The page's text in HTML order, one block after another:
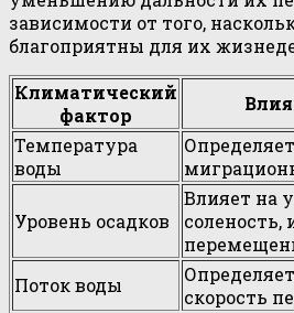
зависимости от того,
благоприятны для их
Климатический
фактор
Температура
воды
Уровень осадков
Влияет на
Поток воды
скорость